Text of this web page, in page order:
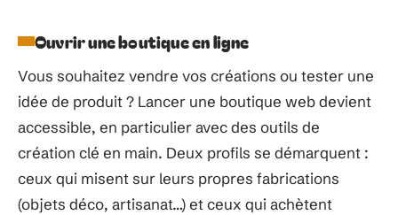
Ouvrir une boutique en ligne
Vous souhaitez vendre vos créations ou tester une
idée de produit ? Lancer une boutique web devient
accessible, en particulier avec des outils de
création clé en main. Deux profils se démarquent :
ceux qui misent sur leurs propres fabrications
(objets déco, artisanat…) et ceux qui achètent